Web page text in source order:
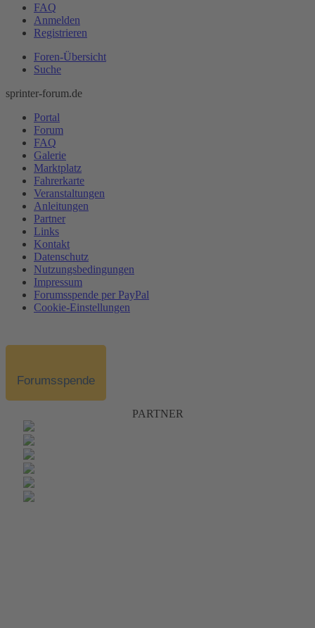
FAQ
Anmelden
Registrieren
Foren-Übersicht
Suche
sprinter-forum.de
Portal
Forum
FAQ
Galerie
Marktplatz
Fahrerkarte
Veranstaltungen
Anleitungen
Partner
Links
Kontakt
Datenschutz
Nutzungsbedingungen
Impressum
Forumsspende per PayPal
Cookie-Einstellungen
Forumsspende
PARTNER